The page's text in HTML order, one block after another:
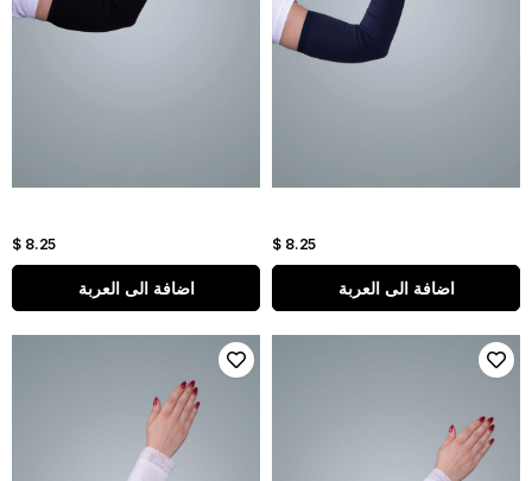
$ 8.25
اضافة الى العربة
$ 8.25
اضافة الى العربة